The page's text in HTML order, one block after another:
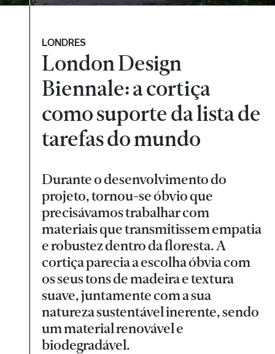
LONDRES
London Design
Biennale: a cortiça
como suporte da lista de
tarefas do mundo
Durante o desenvolvimento do
projeto, tornou-se óbvio que
precisávamos trabalhar com
materiais que transmitissem empatia
e robustez dentro da floresta. A
cortiça parecia a escolha óbvia com
os seus tons de madeira e textura
suave, juntamente com a sua
natureza sustentável inerente, sendo
um material renovável e
biodegradável.